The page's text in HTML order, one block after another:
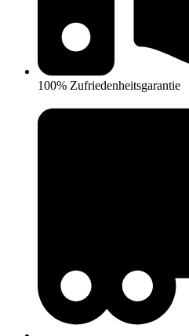
100% Zufriedenheitsgarantie